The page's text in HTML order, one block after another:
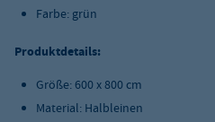
Farbe: grün
Produktdetails:
Größe: 600 x 800 cm
Material: Halbleinen